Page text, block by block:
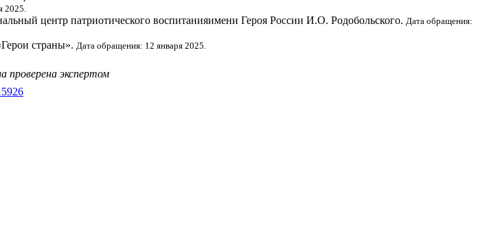
2025.
центр патриотического воспитанияимени Героя России И.О. Родобольского. Дата обращения:
страны». Дата обращения: 12 января 2025.
экспертом